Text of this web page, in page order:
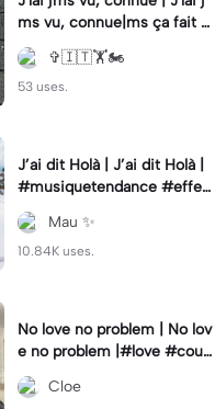
ms vu, connue|ms ça fait m
al.
✞🇮🇹🏋🏍️
53 uses.
J’ai dit Holà | J’ai dit Holà |
#musiquetendance #effec
tcapcut #meilleureamie #t
rend Mau ✨
10.84K uses.
No love no problem | No lov
e no problem |#love #coupl
e #amour
Cloe